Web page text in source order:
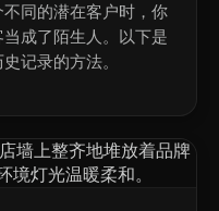
同的潜在客户时，你
成了陌生人。以下是
记录的方法。